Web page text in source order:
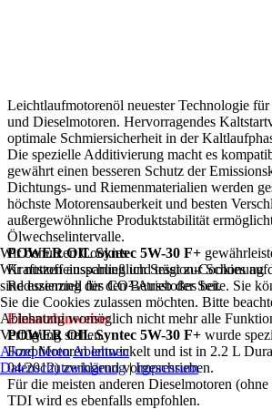
Leichtlaufmotorenöl neuester Technologie
und Dieselmotoren. Hervorragendes
optimale Schmiersicherheit in der
Die spezielle Additivierung macht es
gewährt einen besseren Schutz der
Dichtungs- und Riemenmaterialien werden
höchste Motorensauberkeit und besten
außergewöhnliche Produktstabilität
Ölwechselintervalle.
POWER OIL Syntec 5W-30 F+
Kraftstoffeinsparung und trägt zur Schonung
Reduzierung des CO²-Ausstoßes bei.
Einsatzhinweise:
POWER OIL Syntec 5W-30 F+ wurde
Ford Motoren entwickelt und ist in 2.2 L
04/2012) zwingend vorgeschrieben.
Für die meisten anderen Dieselmotoren
TDI wird es ebenfalls empfohlen.
Wir benutzen Cookies
Wir nutzen ausschließlich Session-Cookies auf
sind essenziell für den Betrieb der Seite. Sie
Sie die Cookies zulassen möchten. Bitte
Ablehnung womöglich nicht mehr alle
Verfügung stehen.
AkzeptierenAblehnen
Datenschutzerklärung|Impressum